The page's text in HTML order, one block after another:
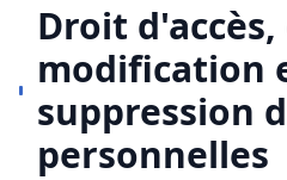
Droit d'accès,
modification
suppression
personnelles